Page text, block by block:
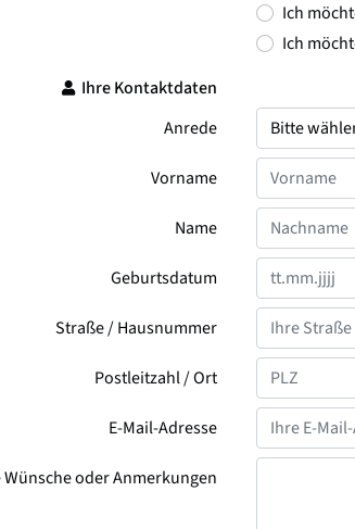
Ich
Ich
Ihre Kontaktdaten
Anrede
Vorname
Name
Geburtsdatum
Straße / Hausnummer
Postleitzahl / Ort
E-Mail-Adresse
oder Anmerkungen